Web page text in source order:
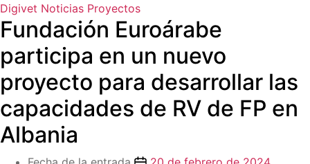
Digivet Noticias Proyectos
Fundación Euroárabe
participa en un nuevo
proyecto para desarrollar las
capacidades de RV de FP en
Albania